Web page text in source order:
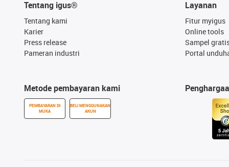
Tentang igus®
Tentang kami
Karier
Press release
Pameran industri
Metode pembayaran kami
PEMBAYARAN DI
MUKA
BELI MENGGUNAKAN
AKUN
Layanan
Fitur myigus
Online tools
Sampel
Portal